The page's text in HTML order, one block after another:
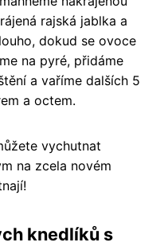
rajská jablka a
dokud se ovoce
na pyré, přidáme
a vaříme dalších 5
a octem.
vychutnat
na zcela novém
knedlíků s